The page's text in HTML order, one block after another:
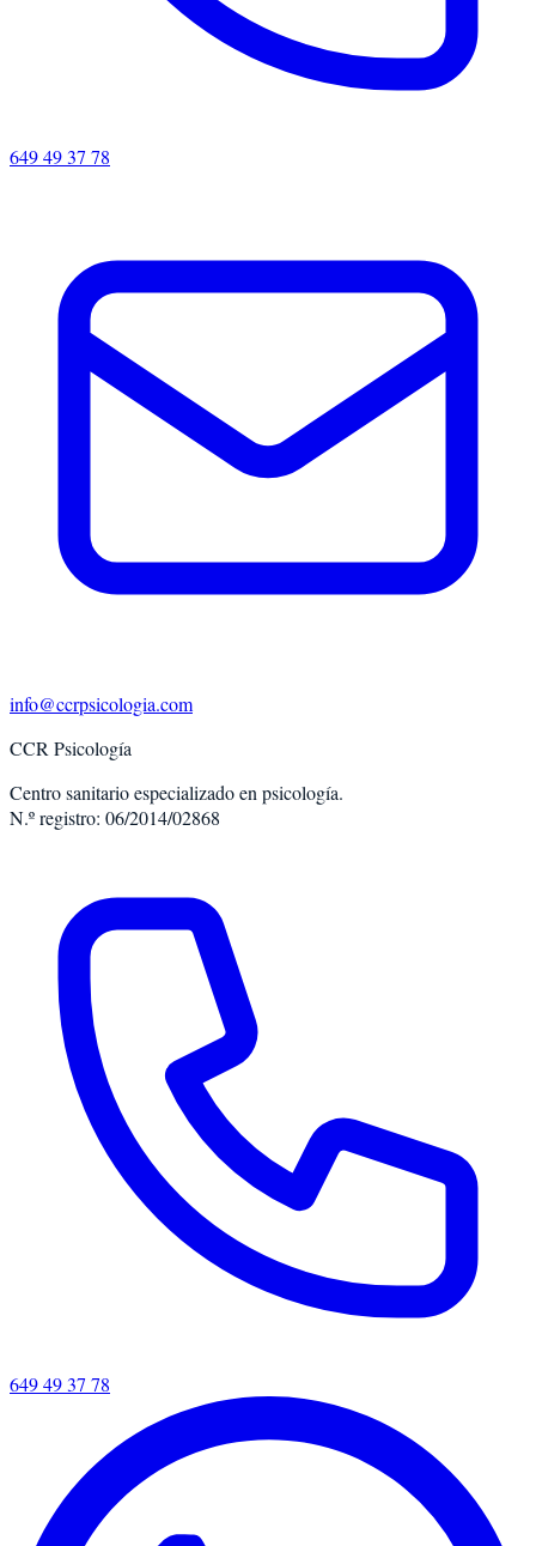
649 49 37 78
info@ccrpsicologia.com
CCR Psicología
Centro sanitario especializado en psicología.
N.º registro: 06/2014/02868
649 49 37 78